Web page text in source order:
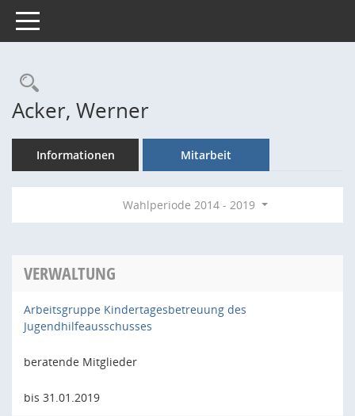
Toggle navigation
Rechercheauswahl
Acker, Werner
Informationen Mitarbeit
Wahlperiode 2014 - 2019
VERWALTUNG
Arbeitsgruppe Kindertagesbetreuung des
Jugendhilfeausschusses
beratende Mitglieder
bis 31.01.2019